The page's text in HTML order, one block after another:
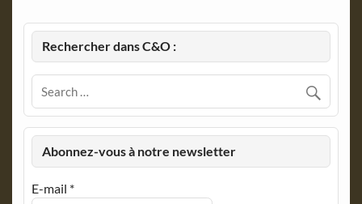
Rechercher dans C&O :
Abonnez-vous à notre newsletter
E-mail *